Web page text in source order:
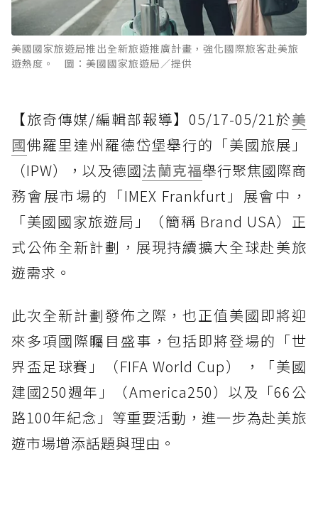
美國國家旅遊局推出全新旅遊推廣計畫，強化國際旅客赴美旅
遊熱度。 圖：美國國家旅遊局／提供
【旅奇傳媒/編輯部報導】05/17-05/21於美
國佛羅里達州羅德岱堡舉行的「美國旅展」
（IPW），以及德國法蘭克福舉行聚焦國際商
務會展市場的「IMEX Frankfurt」展會中，
「美國國家旅遊局」（簡稱 Brand USA）正
式公佈全新計劃，展現持續擴大全球赴美旅
遊需求。
此次全新計劃發佈之際，也正值美國即將迎
來多項國際矚目盛事，包括即將登場的「世
界盃足球賽」（FIFA World Cup） ，「美國
建國250週年」（America250）以及「66公
路100年紀念」等重要活動，進一步為赴美旅
遊市場增添話題與理由。